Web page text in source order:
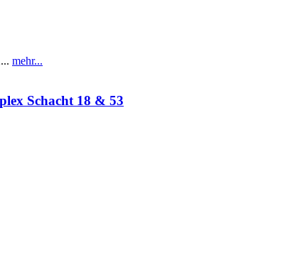
mehr...
Schacht 18 & 53